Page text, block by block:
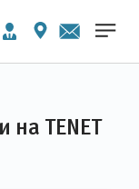
TENET